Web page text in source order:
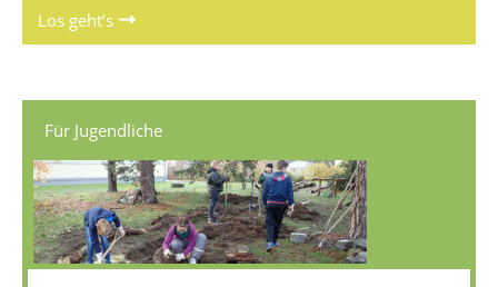
Los geht’s
Für Jugendliche